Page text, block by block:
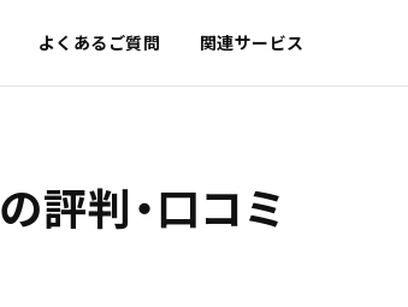
よくあるご質問 関連サービス
の評判・口コミ